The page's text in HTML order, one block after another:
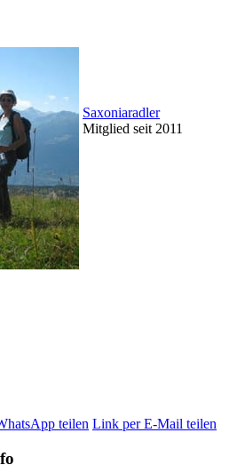
Saxoniaradler
Mitglied seit 2011
teilen Link per E-Mail teilen